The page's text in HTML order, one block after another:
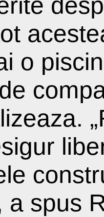
o
a spus